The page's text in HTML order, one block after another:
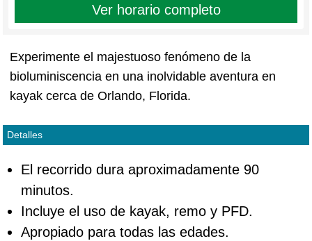
Ver horario completo
Experimente el majestuoso fenómeno de la
bioluminiscencia en una inolvidable aventura en
kayak cerca de Orlando, Florida.
Detalles
El recorrido dura aproximadamente 90
minutos.
Incluye el uso de kayak, remo y PFD.
Apropiado para todas las edades.